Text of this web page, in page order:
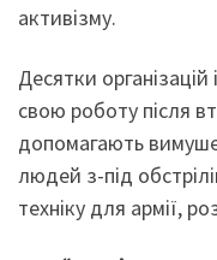
активізму.
Десятки
свою роботу після
допомагають
людей з-під
техніку для армії,